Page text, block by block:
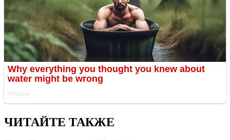
ЧИТАЙТЕ ТАКЖЕ